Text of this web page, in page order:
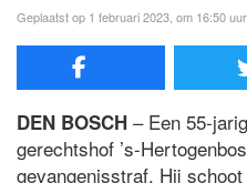
Geplaatst op 1 februari 2023, om 16:50 uur
DEN BOSCH – Een 55-
gerechtshof ’s-
gevangenisstraf. Hij